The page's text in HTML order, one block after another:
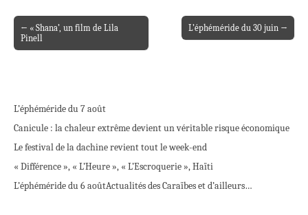
Post navigation
← « Shana’, un film de Lila
Pinell
L’éphéméride du 30 juin →
L’éphéméride du 7 août
Canicule : la chaleur extrême devient un véritable risque économique
Le festival de la dachine revient tout le week-end
« Différence », « L’Heure », « L’Escroquerie », Haïti
L’éphéméride du 6 aoûtActualités des Caraïbes et d’ailleurs…